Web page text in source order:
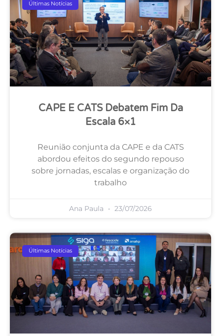
Últimas Notícias
CAPE E CATS Debatem Fim Da
Escala 6×1
Reunião conjunta da CAPE e da CATS
abordou efeitos do segundo repouso
sobre jornadas, escalas e organização do
trabalho
Ana Paula 23/07/2026
Últimas Notícias